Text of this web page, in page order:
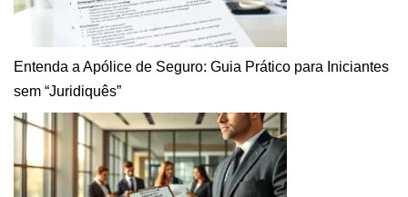
Entenda a Apólice de Seguro: Guia Prático para Iniciantes
sem “Juridiquês”